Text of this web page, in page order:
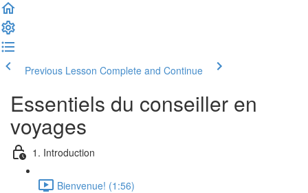
Previous Lesson Complete and Continue
Essentiels du conseiller en
voyages
1. Introduction
Bienvenue! (1:56)